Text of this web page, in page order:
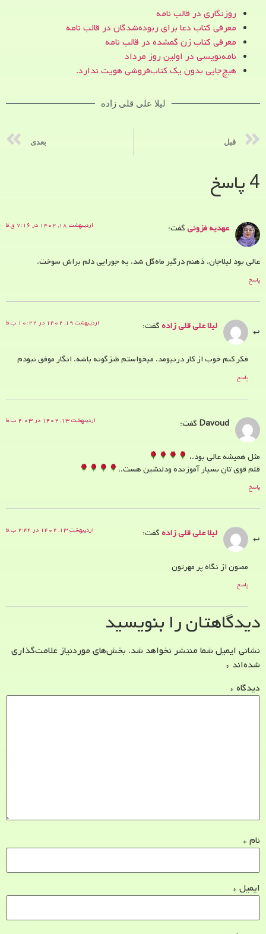
روزنگاری در قالب نامه
معرفی کتاب دعا برای ربوده‌شدگان در قالب نامه
معرفی کتاب زن‌ گمشده در قالب نامه
نامه‌نویسی در اولین روز مرداد
هیچ‌جایی بدون یک کتاب‌فروشی هویت ندارد.
لیلا علی قلی زاده
قبل بعدی
4 پاسخ
عهدیه فزونیگفت: اردیبهشت ۱۸, ۱۴۰۲ در ۷:۱۶ ق.ظ
عالی بود لیلاجان. ذهنم درگیر ماه‌گل شد. یه جورایی دلم براش سوخت.
پاسخ
لیلا علی قلی زادهگفت: اردیبهشت ۱۹, ۱۴۰۲ در ۱۰:۲۲ ب.ظ
فکر کنم خوب از کار درنیومد. میخواستم طنزگونه باشه. انگار موفق نبودم
پاسخ
Davoud گفت: اردیبهشت ۱۳, ۱۴۰۲ در ۲:۰۳ ب.ظ
مثل همیشه عالی بود.،
قلم قوی تان بسیار آموزنده ودلنشین هست.،
پاسخ
لیلا علی قلی زادهگفت: اردیبهشت ۱۳, ۱۴۰۲ در ۲:۴۴ ب.ظ
ممنون از نگاه پر مهرتون
پاسخ
دیدگاهتان را بنویسید
نشانی ایمیل شما منتشر نخواهد شد. بخش‌های موردنیاز علامت‌گذاری
شده‌اند *
دیدگاه *
نام *
ایمیل *